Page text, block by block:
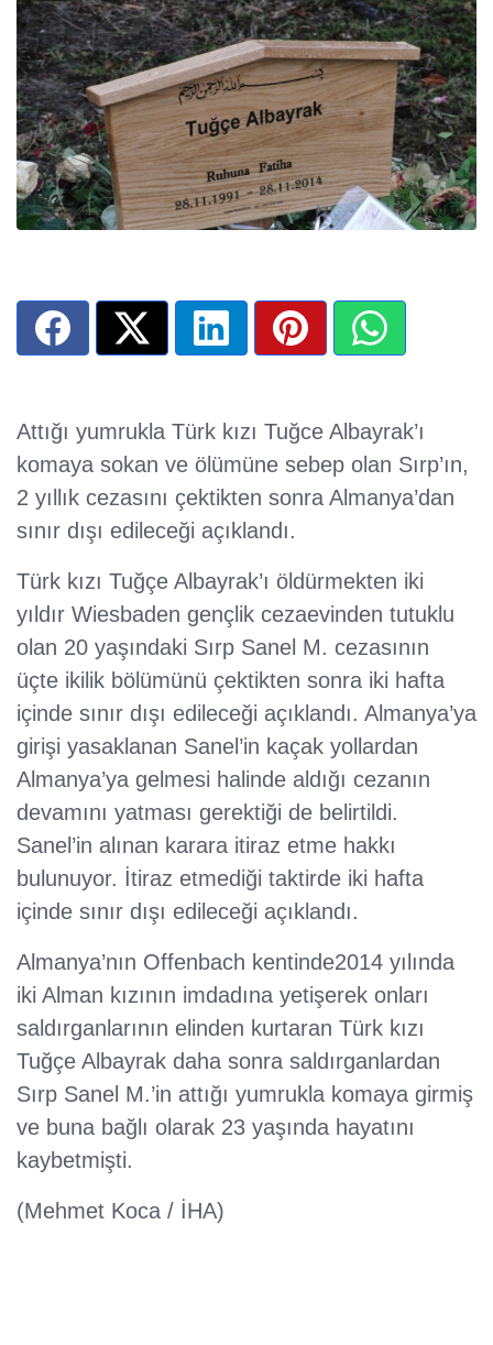
Attığı yumrukla Türk kızı Tuğce Albayrak’ı
komaya sokan ve ölümüne sebep olan Sırp’ın,
2 yıllık cezasını çektikten sonra Almanya’dan
sınır dışı edileceği açıklandı.
Türk kızı Tuğçe Albayrak’ı öldürmekten iki
yıldır Wiesbaden gençlik cezaevinden tutuklu
olan 20 yaşındaki Sırp Sanel M. cezasının
üçte ikilik bölümünü çektikten sonra iki hafta
içinde sınır dışı edileceği açıklandı. Almanya’ya
girişi yasaklanan Sanel’in kaçak yollardan
Almanya’ya gelmesi halinde aldığı cezanın
devamını yatması gerektiği de belirtildi.
Sanel’in alınan karara itiraz etme hakkı
bulunuyor. İtiraz etmediği taktirde iki hafta
içinde sınır dışı edileceği açıklandı.
Almanya’nın Offenbach kentinde2014 yılında
iki Alman kızının imdadına yetişerek onları
saldırganlarının elinden kurtaran Türk kızı
Tuğçe Albayrak daha sonra saldırganlardan
Sırp Sanel M.’in attığı yumrukla komaya girmiş
ve buna bağlı olarak 23 yaşında hayatını
kaybetmişti.
(Mehmet Koca / İHA)